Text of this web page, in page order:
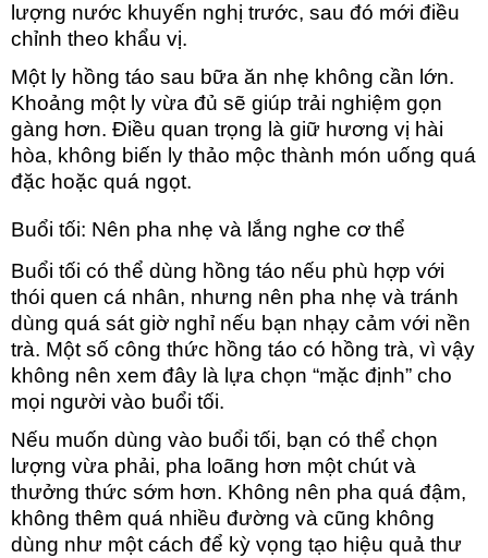
lượng nước khuyến nghị trước, sau đó mới điều
chỉnh theo khẩu vị.
Một ly hồng táo sau bữa ăn nhẹ không cần lớn.
Khoảng một ly vừa đủ sẽ giúp trải nghiệm gọn
gàng hơn. Điều quan trọng là giữ hương vị hài
hòa, không biến ly thảo mộc thành món uống quá
đặc hoặc quá ngọt.
Buổi tối: Nên pha nhẹ và lắng nghe cơ thể
Buổi tối có thể dùng hồng táo nếu phù hợp với
thói quen cá nhân, nhưng nên pha nhẹ và tránh
dùng quá sát giờ nghỉ nếu bạn nhạy cảm với nền
trà. Một số công thức hồng táo có hồng trà, vì vậy
không nên xem đây là lựa chọn “mặc định” cho
mọi người vào buổi tối.
Nếu muốn dùng vào buổi tối, bạn có thể chọn
lượng vừa phải, pha loãng hơn một chút và
thưởng thức sớm hơn. Không nên pha quá đậm,
không thêm quá nhiều đường và cũng không
dùng như một cách để kỳ vọng tạo hiệu quả thư